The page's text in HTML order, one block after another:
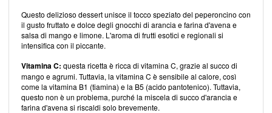
Questo delizioso dessert unisce il tocco speziato del peperoncino con
il gusto fruttato e dolce degli gnocchi di arancia e farina d'avena e
salsa di mango e limone. L'aroma di frutti esotici e regionali si
intensifica con il piccante.
Vitamina C: questa ricetta è ricca di vitamina C, grazie al succo di
mango e agrumi. Tuttavia, la vitamina C è sensibile al calore, così
come la vitamina B1 (tiamina) e la B5 (acido pantotenico). Tuttavia,
questo non è un problema, purché la miscela di succo d'arancia e
farina d'avena si riscaldi solo brevemente.